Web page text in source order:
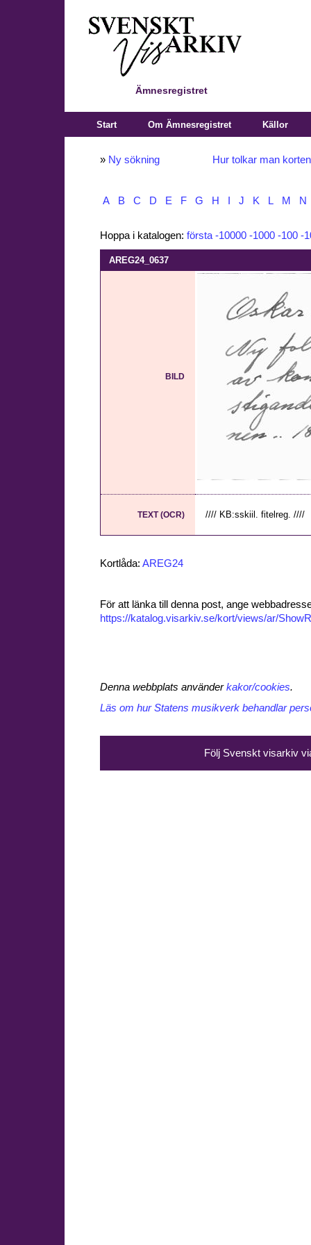
Ämnesregistret
Start Om Ämnesregistret Källor
» Ny sökning Hur tolkar man
A B C D E F G H J K L M N
Hoppa i katalogen: första -10000 -1000 -100 -
AREG24_0637
BILD
TEXT (OCR) //// KB:sskiil. fitelreg. ////
Kortlåda: AREG24
För att länka till denna post, ange
https://katalog.visarkiv.se/kort/views/ar/
Denna webbplats använderkakor/cookies.
Läs om hur Statens musikverk behandlar
Följ Svenskt visarkiv